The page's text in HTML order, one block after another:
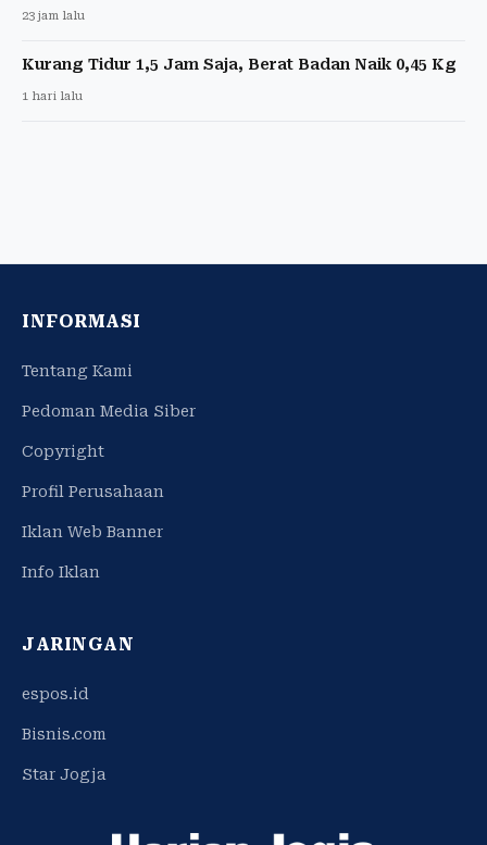
23 jam lalu
Kurang Tidur 1,5 Jam Saja, Berat Badan Naik 0,45 Kg
1 hari lalu
INFORMASI
Tentang Kami
Pedoman Media Siber
Copyright
Profil Perusahaan
Iklan Web Banner
Info Iklan
JARINGAN
espos.id
Bisnis.com
Star Jogja